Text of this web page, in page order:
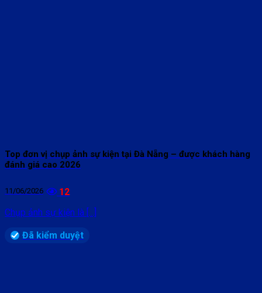
Top đơn vị chụp ảnh sự kiện tại Đà Nẵng – được khách hàng
đánh giá cao 2026
11/06/2026
12
Chụp ảnh sự kiện là [...]
Đã kiểm duyệt